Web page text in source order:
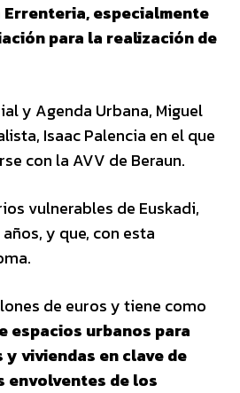
Errenteria, especialmente
para la realización de
y Agenda Urbana, Miguel
Isaac Palencia en el que
con la AVV de Beraun.
vulnerables de Euskadi,
y que, con esta
de euros y tiene como
espacios urbanos para
viviendas en clave de
envolventes de los